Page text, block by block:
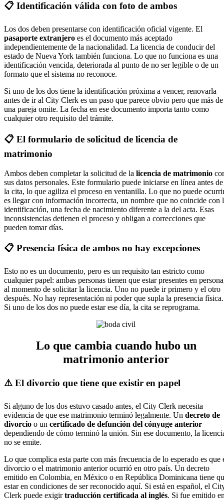
📋 Identificación válida con foto de ambos
Los dos deben presentarse con identificación oficial vigente. El
pasaporte extranjero es el documento más aceptado
independientemente de la nacionalidad. La licencia de conducir del
estado de Nueva York también funciona. Lo que no funciona es una
identificación vencida, deteriorada al punto de no ser legible o de un
formato que el sistema no reconoce.
Si uno de los dos tiene la identificación próxima a vencer, renovarla
antes de ir al City Clerk es un paso que parece obvio pero que más de
una pareja omite. La fecha en ese documento importa tanto como
cualquier otro requisito del trámite.
📋 El formulario de solicitud de licencia de
matrimonio
Ambos deben completar la solicitud de la licencia de matrimonio
sus datos personales. Este formulario puede iniciarse en línea antes de
la cita, lo que agiliza el proceso en ventanilla. Lo que no puede
es llegar con información incorrecta, un nombre que no coincide con
identificación, una fecha de nacimiento diferente a la del acta. Esas
inconsistencias detienen el proceso y obligan a correcciones que
pueden tomar días.
📋 Presencia física de ambos no hay excepciones
Esto no es un documento, pero es un requisito tan estricto como
cualquier papel: ambas personas tienen que estar presentes en persona
al momento de solicitar la licencia. Uno no puede ir primero y el otro
después. No hay representación ni poder que supla la presencia física.
Si uno de los dos no puede estar ese día, la cita se reprograma.
Lo que cambia cuando hubo un
matrimonio anterior
⚠️ El divorcio que tiene que existir en papel
Si alguno de los dos estuvo casado antes, el City Clerk necesita
evidencia de que ese matrimonio terminó legalmente. Un decreto de
divorcio o un certificado de defunción del cónyuge anterior
dependiendo de cómo terminó la unión. Sin ese documento, la
no se emite.
Lo que complica esta parte con más frecuencia de lo esperado es que
divorcio o el matrimonio anterior ocurrió en otro país. Un decreto
emitido en Colombia, en México o en República Dominicana tiene
estar en condiciones de ser reconocido aquí. Si está en español, el
Clerk puede exigirtraducción certificada al inglés. Si fue emitido